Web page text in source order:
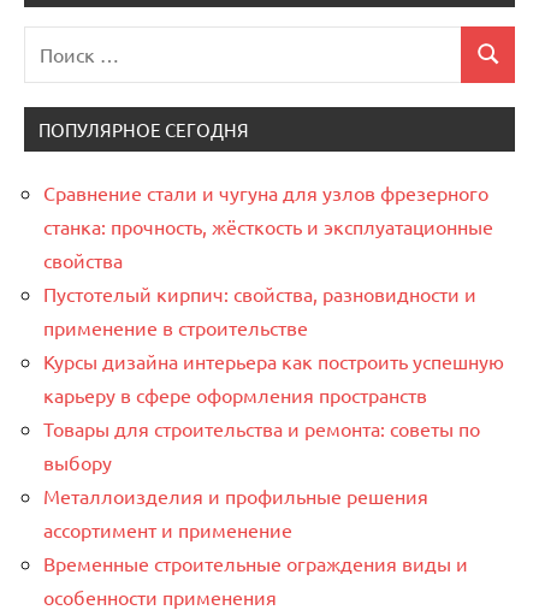
для:
Поиск
ПОПУЛЯРНОЕ СЕГОДНЯ
Сравнение стали и чугуна для узлов фрезерного
станка: прочность, жёсткость и эксплуатационные
свойства
Пустотелый кирпич: свойства, разновидности и
применение в строительстве
Курсы дизайна интерьера как построить успешную
карьеру в сфере оформления пространств
Товары для строительства и ремонта: советы по
выбору
Металлоизделия и профильные решения
ассортимент и применение
Временные строительные ограждения виды и
особенности применения